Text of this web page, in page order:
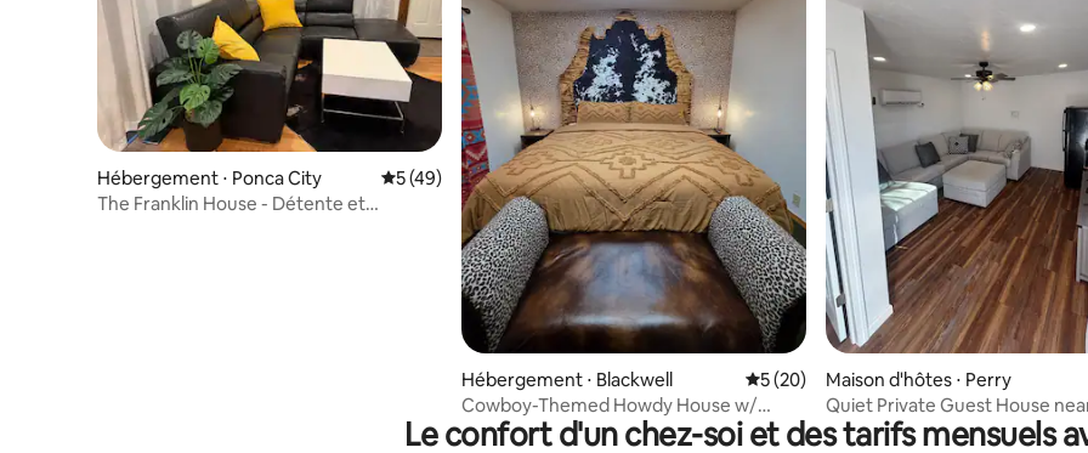
Hébergement ⋅ Ponca City Évaluation moyenne sur la base de 49 commentaires : 5 sur 5
5 (49)
The Franklin House - Détente et
Hébergement ⋅ Blackwell Évaluation moyenne sur la base de 20
5 (20)
Cowboy-Themed Howdy House w/
Saloon & Pool Table
Maison d'hôtes ⋅ Perry
Quiet Private Guest House
Stillwater
Le confort d'un chez-soi et des tarifs mensuels